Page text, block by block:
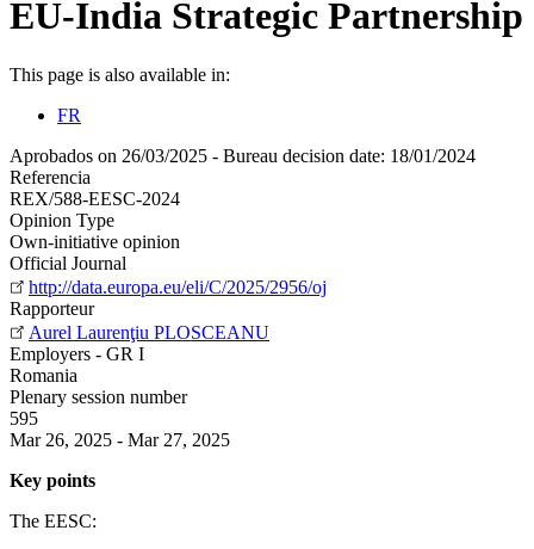
EU-India Strategic Partnership
This page is also available in:
FR
Aprobados on 26/03/2025 - Bureau decision date: 18/01/2024
Referencia
REX/588-EESC-2024
Opinion Type
Own-initiative opinion
Official Journal
http://data.europa.eu/eli/C/2025/2956/oj
Rapporteur
Aurel Laurenţiu PLOSCEANU
Employers - GR I
Romania
Plenary session number
595
Mar 26, 2025 - Mar 27, 2025
Key points
The EESC: